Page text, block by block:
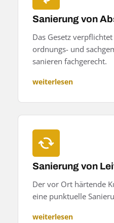
Sanierung von
Das Gesetz
ordnungs- und
sanieren fachgerecht.
weiterlesen
Sanierung von
Der vor Ort härtende
eine punktuelle
weiterlesen